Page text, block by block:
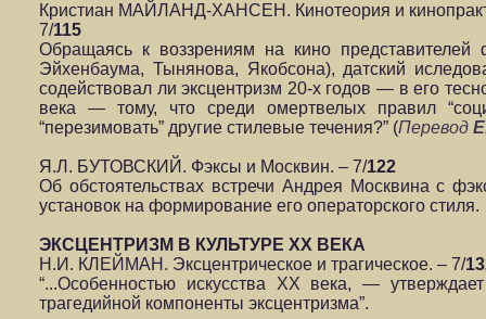
Кристиан МАЙЛАНД-ХАНСЕН. Кинотеория и
7/115
Обращаясь к воззрениям на кино
Эйхенбаума, Тынянова, Якобсона), датский
содействовал ли эксцентризм 20-х годов — в его
века — тому, что среди омертвелых правил
“перезимовать” другие стилевые течения?” (Перевод
Я.Л. БУТОВСКИЙ. Фэксы и Москвин. – 7/122
Об обстоятельствах встречи Андрея Москвина с
установок на формирование его операторского стиля.
ЭКСЦЕНТРИЗМ В КУЛЬТУРЕ ХХ ВЕКА
Н.И. КЛЕЙМАН. Эксцентрическое и трагическое. – 7/
“...Особенностью искусства ХХ века, —
трагедийной компоненты эксцентризма”.